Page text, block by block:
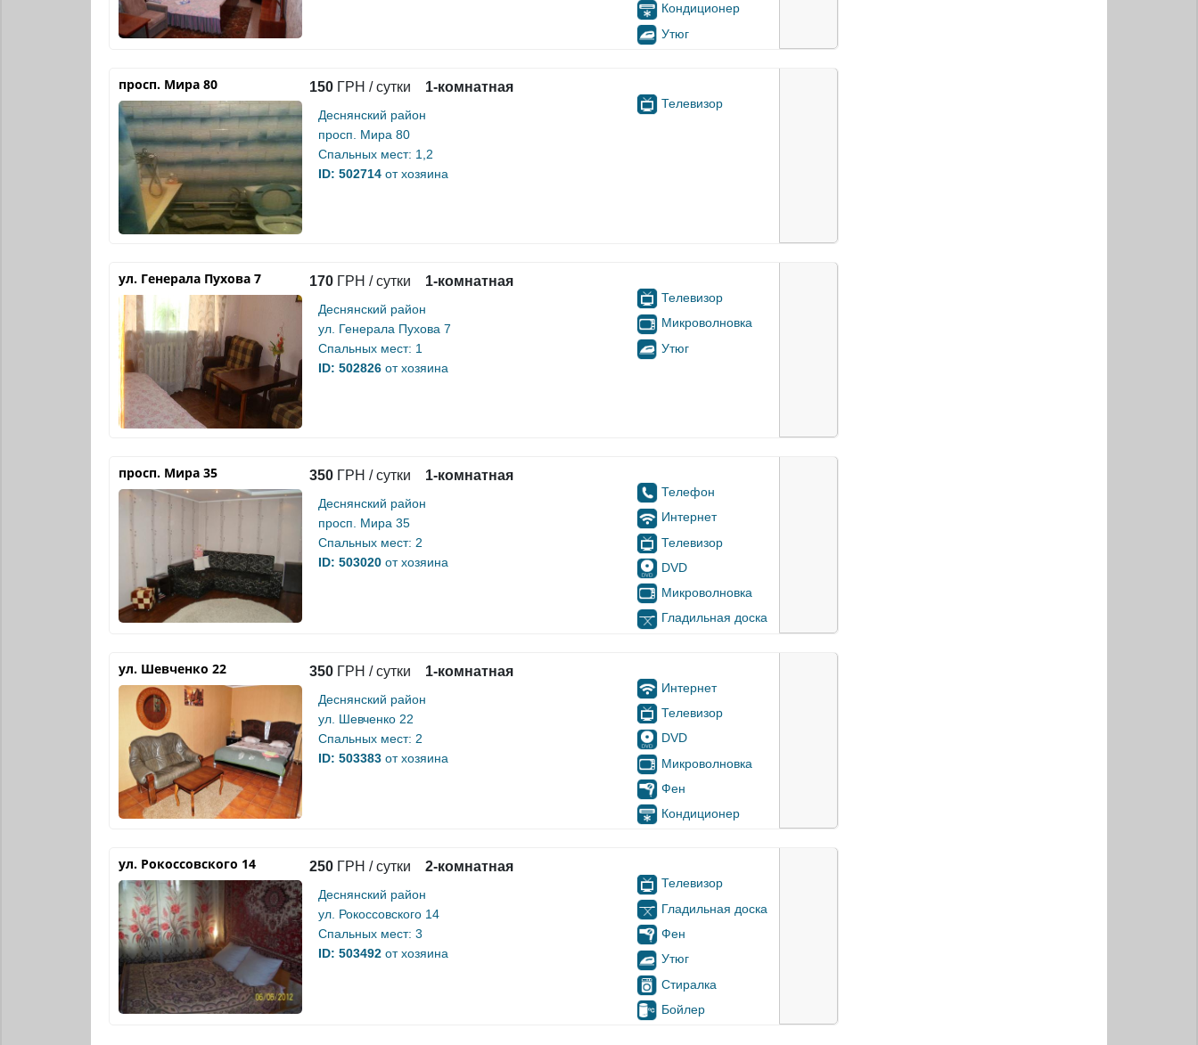
Кондиционер
Утюг
просп. Мира 80 150 ГРН / сутки 1-комнатная
Деснянский район
просп. Мира 80
Спальных мест: 1,2
ID: 502714 от хозяина
Телевизор
ул. Генерала Пухова 7 170 ГРН / сутки 1-комнатная
Деснянский район
ул. Генерала Пухова 7
Спальных мест: 1
ID: 502826 от хозяина
Телевизор
Микроволновка
Утюг
просп. Мира 35 350 ГРН / сутки 1-комнатная
Деснянский район
просп. Мира 35
Спальных мест: 2
ID: 503020 от хозяина
Телефон
Интернет
Телевизор
DVD
Микроволновка
Гладильная доска
ул. Шевченко 22 350 ГРН / сутки 1-комнатная
Деснянский район
ул. Шевченко 22
Спальных мест: 2
ID: 503383 от хозяина
Интернет
Телевизор
DVD
Микроволновка
Фен
Кондиционер
ул. Рокоссовского 14 250 ГРН / сутки 2-комнатная
Деснянский район
ул. Рокоссовского 14
Спальных мест: 3
ID: 503492 от хозяина
Телевизор
Гладильная доска
Фен
Утюг
Стиралка
Бойлер